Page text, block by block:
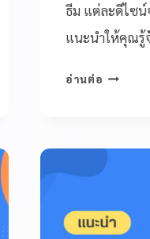
ธีม แต่ละดีไซน์
แนะนำให้คุณรู้
อ่านต่อ